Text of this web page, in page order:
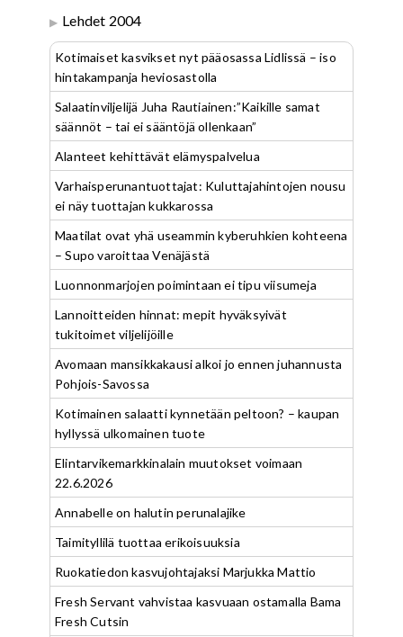
Lehdet 2004
Kotimaiset kasvikset nyt pääosassa Lidlissä – iso
hintakampanja heviosastolla
Salaatinviljelijä Juha Rautiainen:”Kaikille samat
säännöt – tai ei sääntöjä ollenkaan”
Alanteet kehittävät elämyspalvelua
Varhaisperunantuottajat: Kuluttajahintojen nousu
ei näy tuottajan kukkarossa
Maatilat ovat yhä useammin kyberuhkien kohteena
– Supo varoittaa Venäjästä
Luonnonmarjojen poimintaan ei tipu viisumeja
Lannoitteiden hinnat: mepit hyväksyivät
tukitoimet viljelijöille
Avomaan mansikkakausi alkoi jo ennen juhannusta
Pohjois-Savossa
Kotimainen salaatti kynnetään peltoon? – kaupan
hyllyssä ulkomainen tuote
Elintarvikemarkkinalain muutokset voimaan
22.6.2026
Annabelle on halutin perunalajike
Taimityllilä tuottaa erikoisuuksia
Ruokatiedon kasvujohtajaksi Marjukka Mattio
Fresh Servant vahvistaa kasvuaan ostamalla Bama
Fresh Cutsin